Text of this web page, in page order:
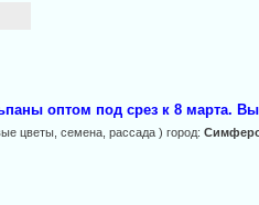
оптом под срез к 8 марта.
цветы, семена, рассада ) город: